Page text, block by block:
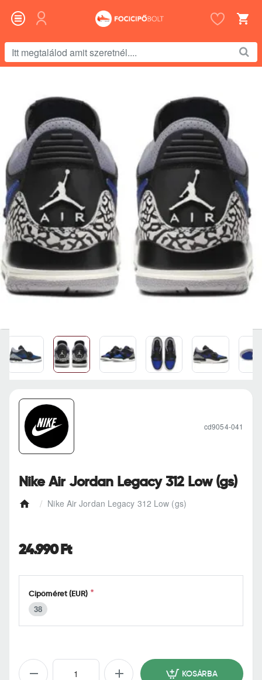
megtalálod
e
Nike Air Jordan Legacy 312 Low (gs)
Nike Air Jordan Legacy 312 Low (gs)
cd9054-041
24.990 Ft
Cipőméret (EUR)
38
KOSÁRBA